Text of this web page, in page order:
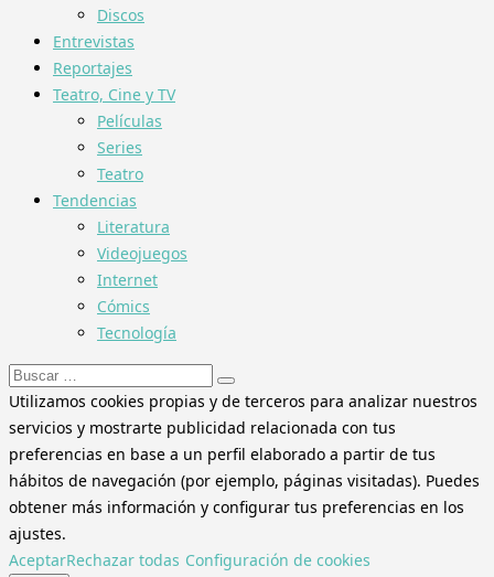
Discos
Entrevistas
Reportajes
Teatro, Cine y TV
Películas
Series
Teatro
Tendencias
Literatura
Videojuegos
Internet
Cómics
Tecnología
Buscar:
Utilizamos cookies propias y de terceros para analizar nuestros
servicios y mostrarte publicidad relacionada con tus
preferencias en base a un perfil elaborado a partir de tus
hábitos de navegación (por ejemplo, páginas visitadas). Puedes
obtener más información y configurar tus preferencias en los
ajustes.
AceptarRechazar todas Configuración de cookies